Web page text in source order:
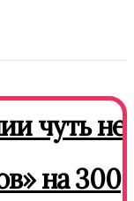
чуть не
на 300